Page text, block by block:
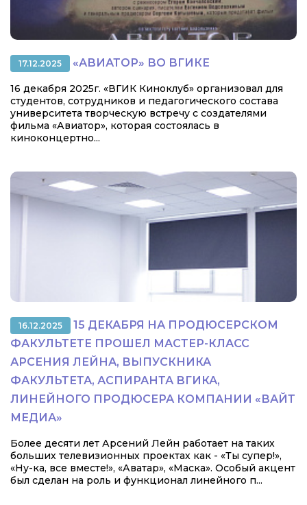
17.12.2025 «АВИАТОР» ВО ВГИКЕ
16 декабря 2025г. «ВГИК Киноклуб» организовал для
студентов, сотрудников и педагогического состава
университета творческую встречу с создателями
фильма «Авиатор», которая состоялась в
киноконцертно...
16.12.2025
15 ДЕКАБРЯ НА ПРОДЮСЕРСКОМ
ФАКУЛЬТЕТЕ ПРОШЕЛ МАСТЕР-КЛАСС
АРСЕНИЯ ЛЕЙНА, ВЫПУСКНИКА
ФАКУЛЬТЕТА, АСПИРАНТА ВГИКА,
ЛИНЕЙНОГО ПРОДЮСЕРА КОМПАНИИ «ВАЙТ
МЕДИА»
Более десяти лет Арсений Лейн работает на таких
больших телевизионных проектах как - «Ты супер!»,
«Ну-ка, все вместе!», «Аватар», «Маска». Особый акцент
был сделан на роль и функционал линейного п...